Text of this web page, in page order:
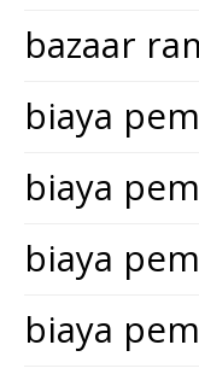
bazaar
biaya
biaya
biaya
biaya